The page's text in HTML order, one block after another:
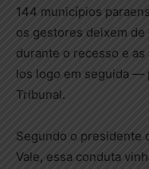
144 municípios
os gestores deixem
durante o recesso e
los logo em seguida —
Tribunal.
Segundo o presidente
Vale, essa conduta